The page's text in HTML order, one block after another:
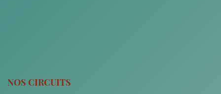
NOS CIRCUITS